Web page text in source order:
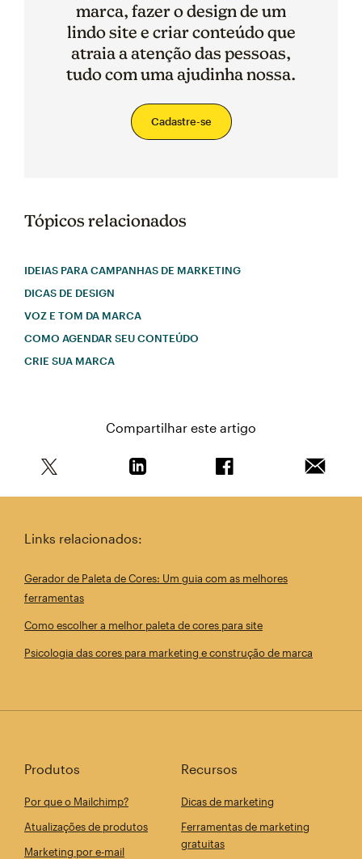
marca, fazer o design de um
lindo site e criar conteúdo que
atraia a atenção das pessoas,
tudo com uma ajudinha nossa.
Cadastre-se
Tópicos relacionados
IDEIAS PARA CAMPANHAS DE MARKETING
DICAS DE DESIGN
VOZ E TOM DA MARCA
COMO AGENDAR SEU CONTEÚDO
CRIE SUA MARCA
Compartilhar este artigo
Links relacionados:
Gerador de Paleta de Cores: Um guia com as melhores
ferramentas
Como escolher a melhor paleta de cores para site
Psicologia das cores para marketing e construção de marca
Produtos
Por que o Mailchimp?
Atualizações de produtos
Marketing por e-mail
Recursos
Dicas de marketing
Ferramentas de marketing
gratuitas